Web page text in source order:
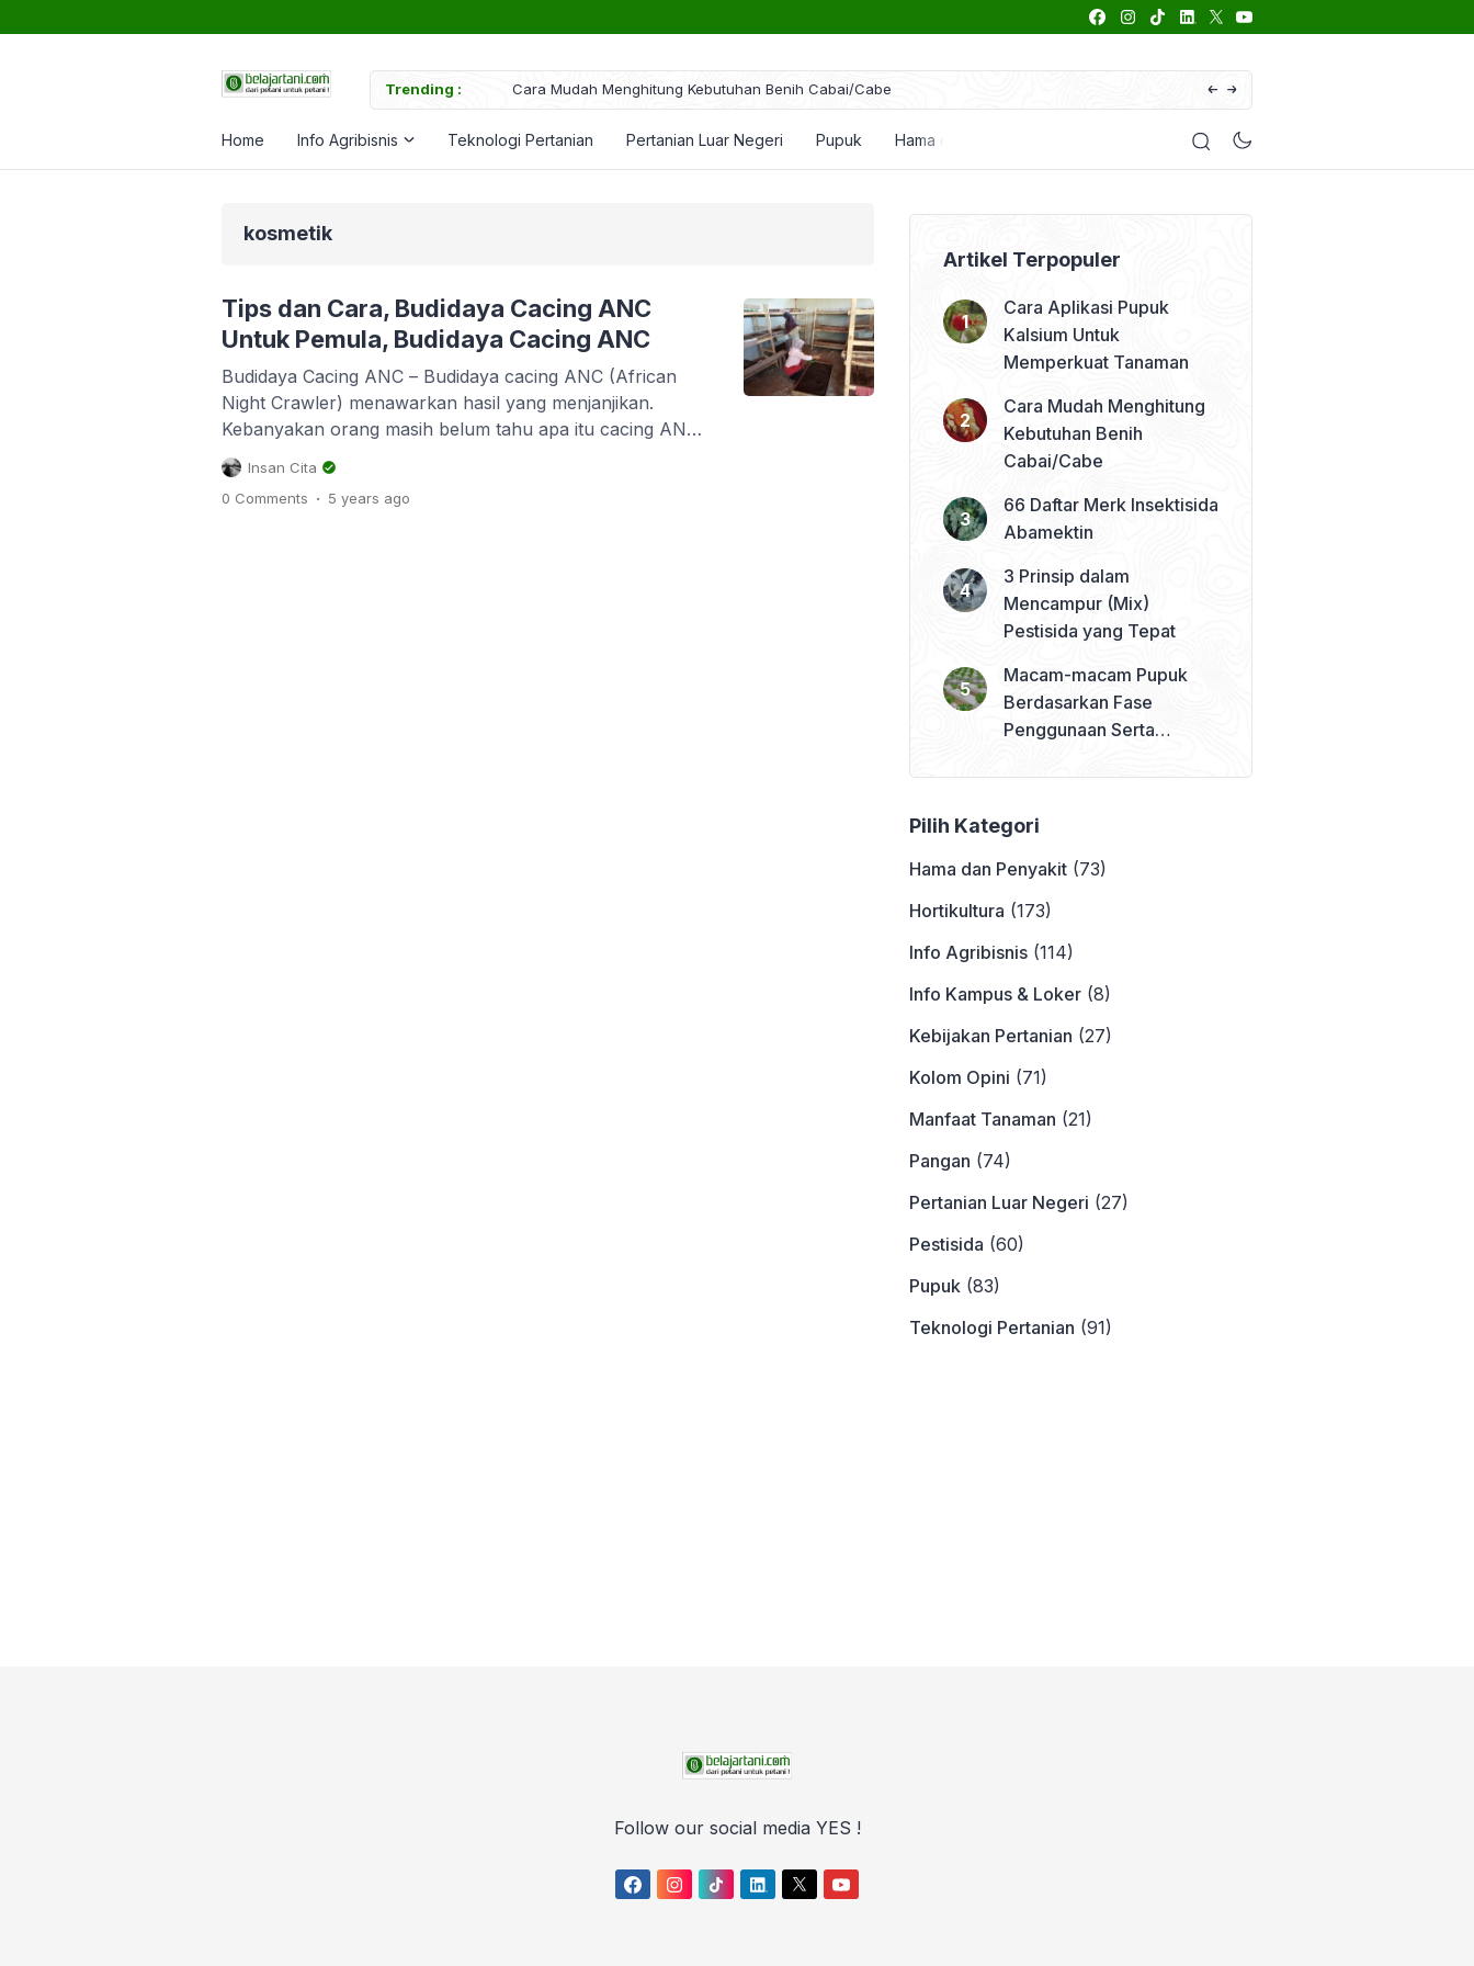
Trending : Cara Mudah Menghitung Kebutuhan Benih Cabai/Cabe 66 Daftar Merk Insektisida Abamektin
Home Info Agribisnis Teknologi Pertanian Pertanian Luar Negeri Pupuk Hama dan Penyakit Manfaat Tanaman
kosmetik
Tips dan Cara, Budidaya Cacing ANC
Untuk Pemula, Budidaya Cacing ANC
Budidaya Cacing ANC – Budidaya cacing ANC (African
Night Crawler) menawarkan hasil yang menjanjikan.
Kebanyakan orang masih belum tahu apa itu cacing ANC.
Bedanya apa dengan cacing tanah? Cacing ANC secara
ukuran, memiliki ukuran dua kali lebih besar dibanding
cacing tanah. Sebagaimana cacing tanah, cacing ANC
Insan Cita
0 Comments . 5 years ago
Artikel Terpopuler
Cara Aplikasi Pupuk
Kalsium Untuk
Memperkuat Tanaman
Cara Mudah Menghitung
Kebutuhan Benih
Cabai/Cabe
66 Daftar Merk Insektisida
Abamektin
3 Prinsip dalam
Mencampur (Mix)
Pestisida yang Tepat
Macam-macam Pupuk
Berdasarkan Fase
Penggunaan Serta
Pilih Kategori
Hama dan Penyakit(73)
Hortikultura (173)
Info Agribisnis(114)
Info Kampus & Loker(8)
Kebijakan Pertanian (27)
Kolom Opini (71)
Manfaat Tanaman (21)
Pangan (74)
Pertanian Luar Negeri (27)
Pestisida (60)
Pupuk(83)
Teknologi Pertanian (91)
Follow our social media YES !